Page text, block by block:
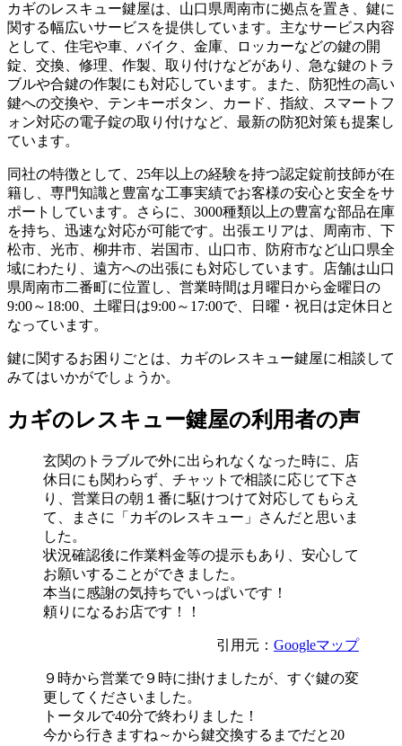
カギのレスキュー鍵屋は、山口県周南市に拠点を置き、鍵に
関する幅広いサービスを提供しています。主なサービス内容
として、住宅や車、バイク、金庫、ロッカーなどの鍵の開
錠、交換、修理、作製、取り付けなどがあり、急な鍵のトラ
ブルや合鍵の作製にも対応しています。また、防犯性の高い
鍵への交換や、テンキーボタン、カード、指紋、スマートフ
ォン対応の電子錠の取り付けなど、最新の防犯対策も提案し
ています。
同社の特徴として、25年以上の経験を持つ認定錠前技師が在
籍し、専門知識と豊富な工事実績でお客様の安心と安全をサ
ポートしています。さらに、3000種類以上の豊富な部品在庫
を持ち、迅速な対応が可能です。出張エリアは、周南市、下
松市、光市、柳井市、岩国市、山口市、防府市など山口県全
域にわたり、遠方への出張にも対応しています。店舗は山口
県周南市二番町に位置し、営業時間は月曜日から金曜日の
9:00～18:00、土曜日は9:00～17:00で、日曜・祝日は定休日と
なっています。
鍵に関するお困りごとは、カギのレスキュー鍵屋に相談して
みてはいかがでしょうか。
カギのレスキュー鍵屋の利用者の声
玄関のトラブルで外に出られなくなった時に、店
休日にも関わらず、チャットで相談に応じて下さ
り、営業日の朝１番に駆けつけて対応してもらえ
て、まさに「カギのレスキュー」さんだと思いま
した。
状況確認後に作業料金等の提示もあり、安心して
お願いすることができました。
本当に感謝の気持ちでいっぱいです！
頼りになるお店です！！
引用元： Googleマップ
９時から営業で９時に掛けましたが、すぐ鍵の変
更してくださいました。
トータルで40分で終わりました！
今から行きますね～から鍵交換するまでだと20